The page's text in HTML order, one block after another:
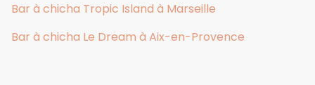
Bar à chicha Tropic Island à Marseille
Bar à chicha Le Dream à Aix-en-Provence